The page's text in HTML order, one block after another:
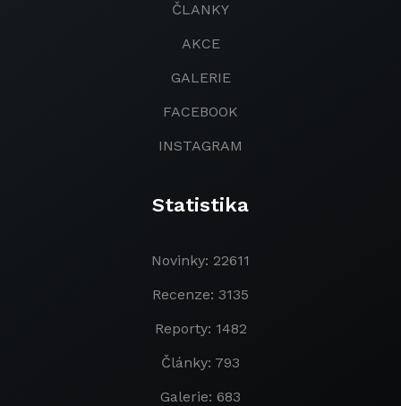
ČLANKY
AKCE
GALERIE
FACEBOOK
INSTAGRAM
Statistika
Novinky: 22611
Recenze: 3135
Reporty: 1482
Články: 793
Galerie: 683